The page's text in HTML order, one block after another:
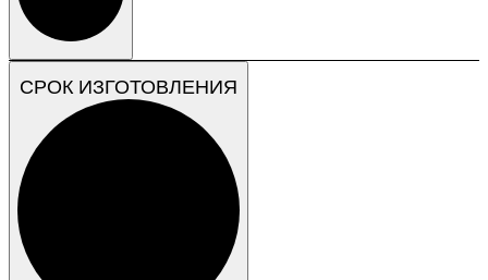
СРОК ИЗГОТОВЛЕНИЯ